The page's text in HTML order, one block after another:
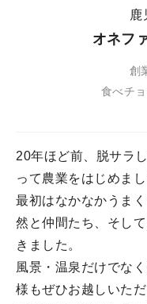
鹿
オネフ
創
食べチ
20年ほど前、脱サラ
って農業をはじめまし
最初はなかなかうま
然と仲間たち、そし
きました。
風景・温泉だけでな
様もぜひお越しいた